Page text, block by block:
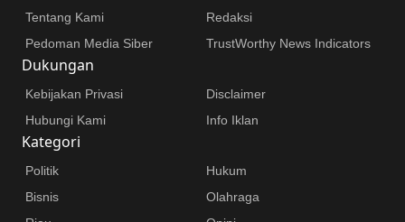
Tentang Kami
Redaksi
Pedoman Media Siber
TrustWorthy News Indicators
Dukungan
Kebijakan Privasi
Disclaimer
Hubungi Kami
Info Iklan
Kategori
Politik
Hukum
Bisnis
Olahraga